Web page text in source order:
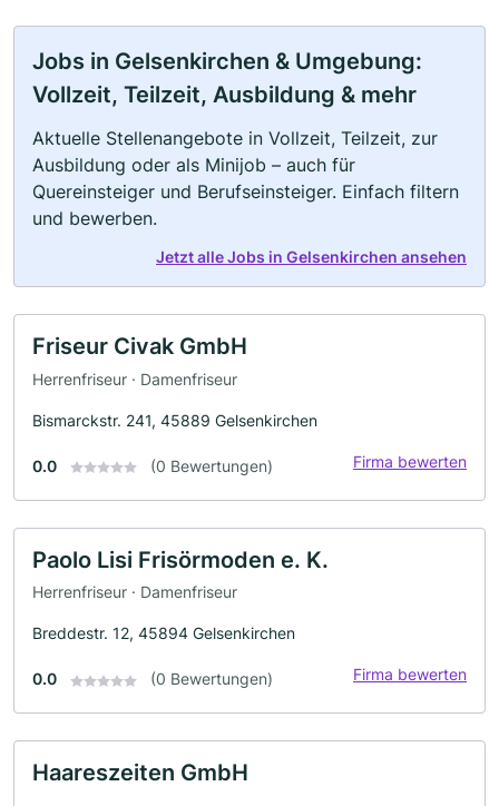
Jobs in Gelsenkirchen & Umgebung:
Vollzeit, Teilzeit, Ausbildung & mehr
Aktuelle Stellenangebote in Vollzeit, Teilzeit, zur
Ausbildung oder als Minijob – auch für
Quereinsteiger und Berufseinsteiger. Einfach filtern
und bewerben.
Jetzt alle Jobs in Gelsenkirchen ansehen
Friseur Civak GmbH
Herrenfriseur · Damenfriseur
Bismarckstr. 241, 45889 Gelsenkirchen
0.0 (0 Bewertungen) Firma bewerten
Paolo Lisi Frisörmoden e. K.
Herrenfriseur · Damenfriseur
Breddestr. 12, 45894 Gelsenkirchen
0.0 (0 Bewertungen) Firma bewerten
Haareszeiten GmbH